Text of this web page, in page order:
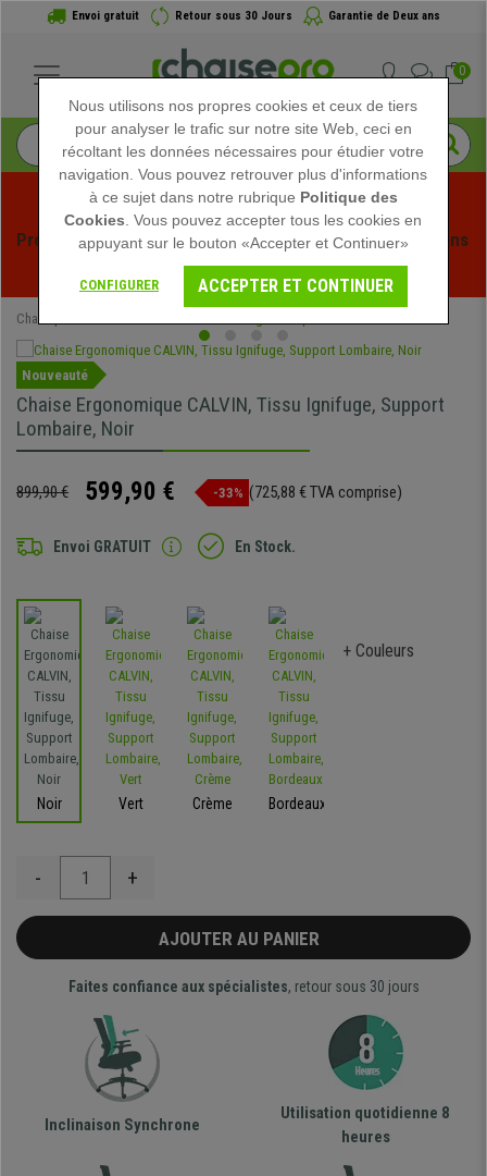
Envoi gratuit Retour sous 30 Jours Garantie de Deux ans
0
Profitez des soldes d'été chez Chaisepro ! Des réductions
exclusives pour une durée limitée - Voir l'offre
Chaisepro
Nouveauté
Chaise Ergonomique CALVIN, Tissu Ignifuge, Support
Lombaire, Noir
899,90 € 599,90 € -33% (725,88 € TVA comprise)
Envoi GRATUIT En Stock.
Noir Vert Crème Bordeaux
+ Couleurs
- +
AJOUTER AU PANIER
Faites confiance aux spécialistes, retour sous 30 jours
Inclinaison Synchrone
Utilisation quotidienne 8
heures
Nous utilisons nos propres cookies et ceux de tiers
pour analyser le trafic sur notre site Web, ceci en
récoltant les données nécessaires pour étudier votre
navigation. Vous pouvez retrouver plus d'informations
à ce sujet dans notre rubrique Politique des
Cookies . Vous pouvez accepter tous les cookies en
appuyant sur le bouton «Accepter et Continuer»
CONFIGURER ACCEPTER ET CONTINUER